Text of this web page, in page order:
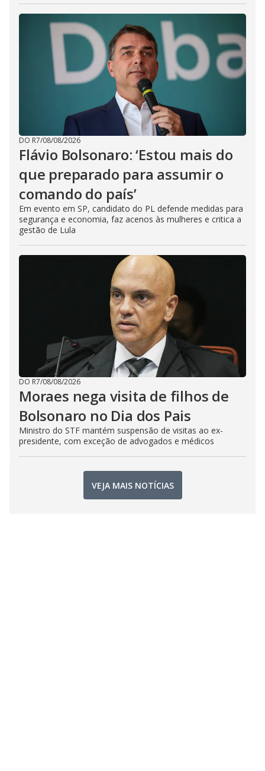
DO R7/08/08/2026
Flávio Bolsonaro: ‘Estou mais do
que preparado para assumir o
comando do país’
Em evento em SP, candidato do PL defende medidas para
segurança e economia, faz acenos às mulheres e critica a
gestão de Lula
DO R7/08/08/2026
Moraes nega visita de filhos de
Bolsonaro no Dia dos Pais
Ministro do STF mantém suspensão de visitas ao ex-
presidente, com exceção de advogados e médicos
VEJA MAIS NOTÍCIAS